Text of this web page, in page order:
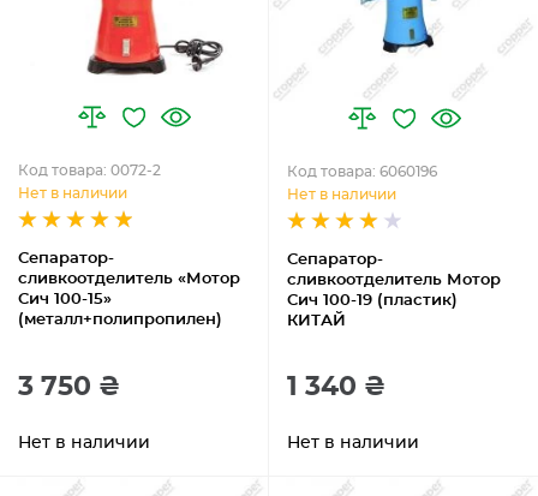
Сепаратор-
сливкоотделитель «Мотор
Сич 100-15»
(металл+полипропилен)
Код товара: 0072-2
Нет в наличии
3 750 ₴
Нет в наличии
Сепаратор-
сливкоотделитель Мотор
Сич 100-19 (пластик)
КИТАЙ
Код товара: 6060196
Нет в наличии
1 340 ₴
Нет в наличии